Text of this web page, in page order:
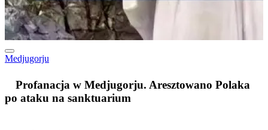
Medjugorju
Profanacja w Medjugorju. Aresztowano Polaka
po ataku na sanktuarium